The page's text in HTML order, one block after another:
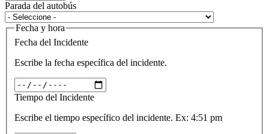
Parada del autobús
Fecha y hora
Fecha del Incidente
Escribe la fecha específica del incidente.
Tiempo del Incidente
Escribe el tiempo específico del incidente. Ex: 4:51 pm